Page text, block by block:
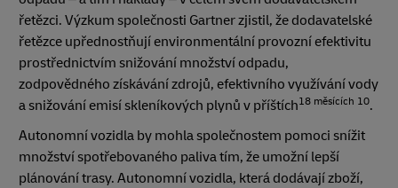
řetězci. Výzkum společnosti Gartner zjistil, že dodavatelské
řetězce upřednostňují environmentální provozní efektivitu
prostřednictvím snižování množství odpadu,
zodpovědného získávání zdrojů, efektivního využívání vody
a snižování emisí skleníkových plynů v příštích18 měsících 10.
Autonomní vozidla by mohla společnostem pomoci snížit
množství spotřebovaného paliva tím, že umožní lepší
plánování trasy. Autonomní vozidla, která dodávají zboží,